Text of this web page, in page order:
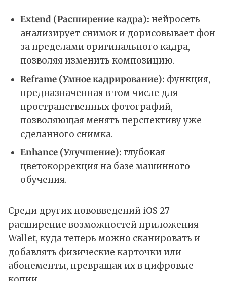
Extend (Расширение кадра): нейросеть
анализирует снимок и дорисовывает фон
за пределами оригинального кадра,
позволяя изменить композицию.
Reframe (Умное кадрирование): функция,
предназначенная в том числе для
пространственных фотографий,
позволяющая менять перспективу уже
сделанного снимка.
Enhance (Улучшение): глубокая
цветокоррекция на базе машинного
обучения.
Среди других нововведений iOS 27 —
расширение возможностей приложения
Wallet, куда теперь можно сканировать и
добавлять физические карточки или
абонементы, превращая их в цифровые